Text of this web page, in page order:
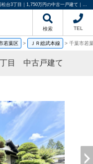
千葉市若葉区若松台３丁目 中古戸建て 千葉県千葉市若葉区若松台3丁目｜1,750万円の中古一戸建て｜中古住宅や中古物件情報｜ME不動産千葉
検索 TEL
若葉区 > ＪＲ総武本線 > 千葉市若
目 中古戸建て